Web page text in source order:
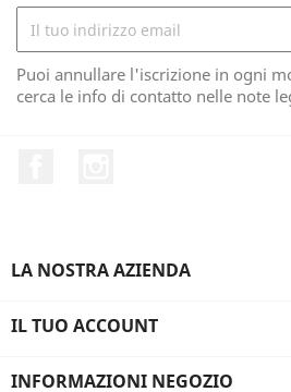
Puoi annullare l'iscrizione in ogni
cerca le info di contatto nelle note
LA NOSTRA AZIENDA
IL TUO ACCOUNT
INFORMAZIONI NEGOZIO